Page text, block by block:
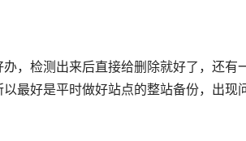
，检测出来后直接给删除就好了，还有
最好是平时做好站点的整站备份，出现